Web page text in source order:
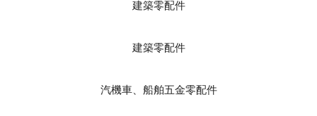
建築零配件
建築零配件
汽機車、船舶五金零配件